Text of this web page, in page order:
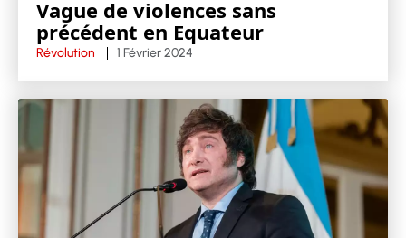
Vague de violences sans
précédent en Equateur
Révolution 1 Février 2024